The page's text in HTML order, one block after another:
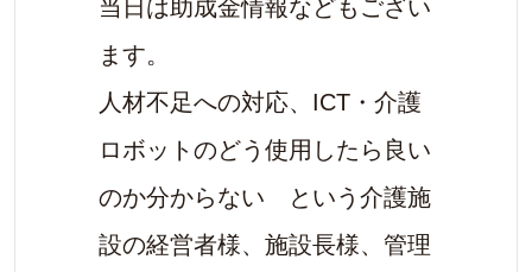
当日は助成金情報などもござい
ます。
人材不足への対応、ICT・介護
ロボットのどう使用したら良い
のか分からない という介護施
設の経営者様、施設長様、管理